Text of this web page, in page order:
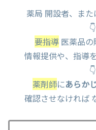
薬局 開設者、また
👇
要指導 医薬品
情報提供や、指導を
👇
薬剤師にあらか
確認させなければ